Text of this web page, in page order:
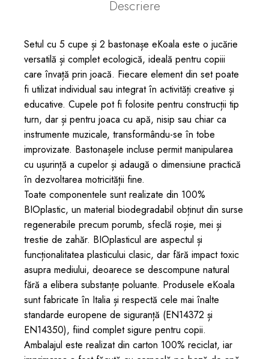
Descriere
Setul cu 5 cupe și 2 bastonașe eKoala este o jucărie
versatilă și complet ecologică, ideală pentru copiii
care învață prin joacă. Fiecare element din set poate
fi utilizat individual sau integrat în activități creative și
educative. Cupele pot fi folosite pentru construcții tip
turn, dar și pentru joaca cu apă, nisip sau chiar ca
instrumente muzicale, transformându-se în tobe
improvizate. Bastonașele incluse permit manipularea
cu ușurință a cupelor și adaugă o dimensiune practică
în dezvoltarea motricității fine.
Toate componentele sunt realizate din 100%
BIOplastic, un material biodegradabil obținut din surse
regenerabile precum porumb, sfeclă roșie, mei și
trestie de zahăr. BIOplasticul are aspectul și
funcționalitatea plasticului clasic, dar fără impact toxic
asupra mediului, deoarece se descompune natural
fără a elibera substanțe poluante. Produsele eKoala
sunt fabricate în Italia și respectă cele mai înalte
standarde europene de siguranță (EN14372 și
EN14350), fiind complet sigure pentru copii.
Ambalajul este realizat din carton 100% reciclat, iar